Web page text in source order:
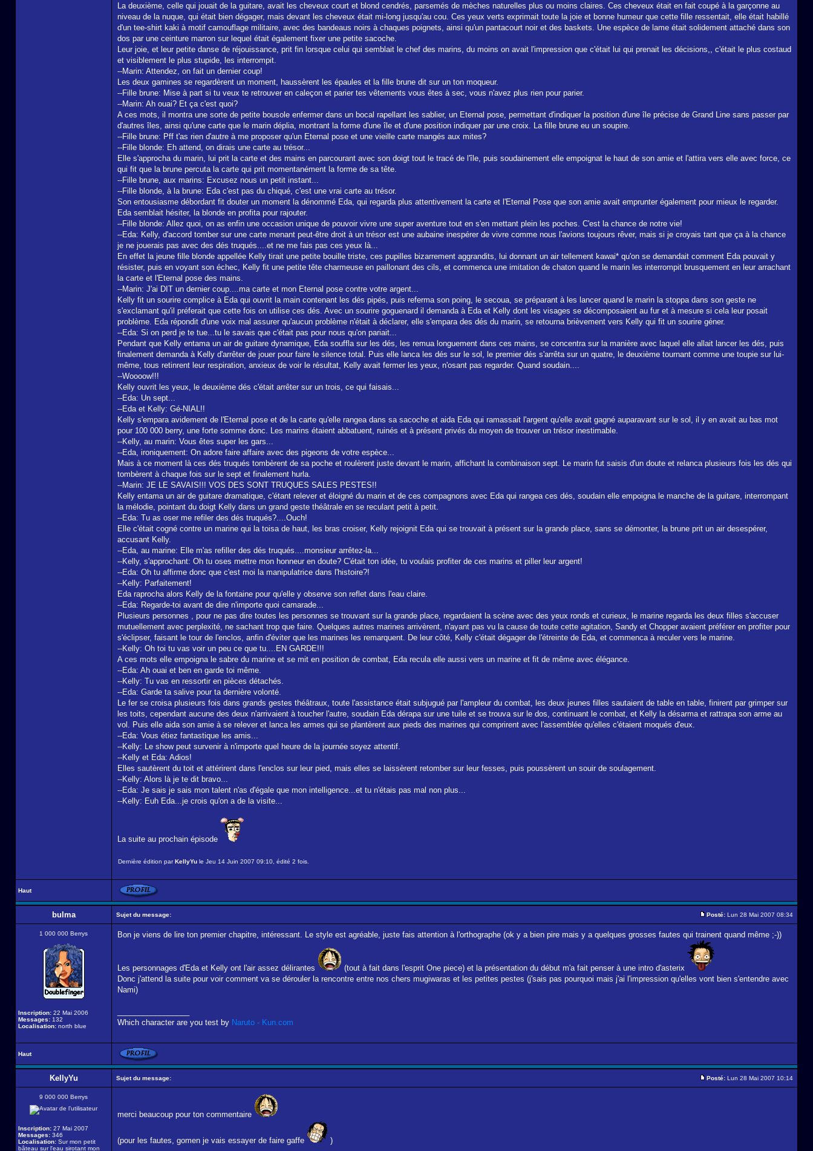
La deuxième, celle qui jouait de la guitare, avait les cheveux court et blond cendrés, parsemés de mèches naturelles plus ou moins claires. Ces cheveux était en fait coupé à la garçonne au
niveau de la nuque, qui était bien dégager, mais devant les cheveux était mi-long jusqu'au cou. Ces yeux verts exprimait toute la joie et bonne humeur que cette fille ressentait, elle était habillé
d'un tee-shirt kaki à motif camouflage militaire, avec des bandeaus noirs à chaques poignets, ainsi qu'un pantacourt noir et des baskets. Une espèce de lame était solidement attaché dans son
dos par une ceinture marron sur lequel était également fixer une petite sacoche.
Leur joie, et leur petite danse de réjouissance, prit fin lorsque celui qui semblait le chef des marins, du moins on avait l'impression que c'était lui qui prenait les décisions,, c'était le plus costaud
et visiblement le plus stupide, les interrompit.
--Marin: Attendez, on fait un dernier coup!
Les deux gamines se regardèrent un moment, haussèrent les épaules et la fille brune dit sur un ton moqueur.
--Fille brune: Mise à part si tu veux te retrouver en caleçon et parier tes vêtements vous êtes à sec, vous n'avez plus rien pour parier.
--Marin: Ah ouai? Et ça c'est quoi?
A ces mots, il montra une sorte de petite bousole enfermer dans un bocal rapellant les sablier, un Eternal pose, permettant d'indiquer la position d'une île précise de Grand Line sans passer par
d'autres îles, ainsi qu'une carte que le marin déplia, montrant la forme d'une île et d'une position indiquer par une croix. La fille brune eu un soupire.
--Fille brune: Pff t'as rien d'autre à me proposer qu'un Eternal pose et une vieille carte mangés aux mites?
--Fille blonde: Eh attend, on dirais une carte au trésor...
Elle s'approcha du marin, lui prit la carte et des mains en parcourant avec son doigt tout le tracé de l'île, puis soudainement elle empoignat le haut de son amie et l'attira vers elle avec force, ce
qui fit que la brune percuta la carte qui prit momentanément la forme de sa tête.
--Fille brune, aux marins: Excusez nous un petit instant...
--Fille blonde, à la brune: Eda c'est pas du chiqué, c'est une vrai carte au trésor.
Son entousiasme débordant fit douter un moment la dénommé Eda, qui regarda plus attentivement la carte et l'Eternal Pose que son amie avait emprunter également pour mieux le regarder.
Eda semblait hésiter, la blonde en profita pour rajouter.
--Fille blonde: Allez quoi, on as enfin une occasion unique de pouvoir vivre une super aventure tout en s'en mettant plein les poches. C'est la chance de notre vie!
--Eda: Kelly, d'accord tomber sur une carte menant peut-être droit à un trésor est une aubaine inespérer de vivre comme nous l'avions toujours rêver, mais si je croyais tant que ça à la chance
je ne jouerais pas avec des dés truqués....et ne me fais pas ces yeux là...
En effet la jeune fille blonde appellée Kelly tirait une petite bouille triste, ces pupilles bizarrement aggrandits, lui donnant un air tellement kawai* qu'on se demandait comment Eda pouvait y
résister, puis en voyant son échec, Kelly fit une petite tête charmeuse en paillonant des cils, et commenca une imitation de chaton quand le marin les interrompit brusquement en leur arrachant
la carte et l'Eternal pose des mains.
--Marin: J'ai DIT un dernier coup....ma carte et mon Eternal pose contre votre argent...
Kelly fit un sourire complice à Eda qui ouvrit la main contenant les dés pipés, puis referma son poing, le secoua, se préparant à les lancer quand le marin la stoppa dans son geste ne
s'exclamant qu'il préferait que cette fois on utilise ces dés. Avec un sourire goguenard il demanda à Eda et Kelly dont les visages se décomposaient au fur et à mesure si cela leur posait
problème. Eda répondit d'une voix mal assurer qu'aucun problème n'était à déclarer, elle s'empara des dés du marin, se retourna brièvement vers Kelly qui fit un sourire géner.
--Eda: Si on perd je te tue...tu le savais que c'était pas pour nous qu'on pariait...
Pendant que Kelly entama un air de guitare dynamique, Eda souffla sur les dés, les remua longuement dans ces mains, se concentra sur la manière avec laquel elle allait lancer les dés, puis
finalement demanda à Kelly d'arrêter de jouer pour faire le silence total. Puis elle lanca les dés sur le sol, le premier dés s'arrêta sur un quatre, le deuxième tournant comme une toupie sur lui-
même, tous retinrent leur respiration, anxieux de voir le résultat, Kelly avait fermer les yeux, n'osant pas regarder. Quand soudain....
--Woooow!!!
Kelly ouvrit les yeux, le deuxième dés c'était arrêter sur un trois, ce qui faisais...
--Eda: Un sept...
--Eda et Kelly: Gé-NIAL!!
Kelly s'empara avidement de l'Eternal pose et de la carte qu'elle rangea dans sa sacoche et aida Eda qui ramassait l'argent qu'elle avait gagné auparavant sur le sol, il y en avait au bas mot
pour 100 000 berry, une forte somme donc. Les marins étaient abbatuent, ruinés et à présent privés du moyen de trouver un trésor inestimable.
--Kelly, au marin: Vous êtes super les gars...
--Eda, ironiquement: On adore faire affaire avec des pigeons de votre espèce...
Mais à ce moment là ces dés truqués tombèrent de sa poche et roulèrent juste devant le marin, affichant la combinaison sept. Le marin fut saisis d'un doute et relanca plusieurs fois les dés qui
tombèrent à chaque fois sur le sept et finalement hurla.
--Marin: JE LE SAVAIS!!! VOS DES SONT TRUQUES SALES PESTES!!
Kelly entama un air de guitare dramatique, c'étant relever et éloigné du marin et de ces compagnons avec Eda qui rangea ces dés, soudain elle empoigna le manche de la guitare, interrompant
la mélodie, pointant du doigt Kelly dans un grand geste théâtrale en se reculant petit à petit.
--Eda: Tu as oser me refiler des dés truqués?....Ouch!
Elle c'était cogné contre un marine qui la toisa de haut, les bras croiser, Kelly rejoignit Eda qui se trouvait à présent sur la grande place, sans se démonter, la brune prit un air desespérer,
accusant Kelly.
--Eda, au marine: Elle m'as refiller des dés truqués....monsieur arrêtez-la...
--Kelly, s'approchant: Oh tu oses mettre mon honneur en doute? C'était ton idée, tu voulais profiter de ces marins et piller leur argent!
--Eda: Oh tu affirme donc que c'est moi la manipulatrice dans l'histoire?!
--Kelly: Parfaitement!
Eda raprocha alors Kelly de la fontaine pour qu'elle y observe son reflet dans l'eau claire.
--Eda: Regarde-toi avant de dire n'importe quoi camarade...
Plusieurs personnes , pour ne pas dire toutes les personnes se trouvant sur la grande place, regardaient la scène avec des yeux ronds et curieux, le marine regarda les deux filles s'accuser
mutuellement avec perplexité, ne sachant trop que faire. Quelques autres marines arrivèrent, n'ayant pas vu la cause de toute cette agitation, Sandy et Chopper avaient préférer en profiter pour
s'éclipser, faisant le tour de l'enclos, anfin d'éviter que les marines les remarquent. De leur côté, Kelly c'était dégager de l'étreinte de Eda, et commenca à reculer vers le marine.
--Kelly: Oh toi tu vas voir un peu ce que tu....EN GARDE!!!
A ces mots elle empoigna le sabre du marine et se mit en position de combat, Eda recula elle aussi vers un marine et fit de même avec élégance.
--Eda: Ah ouai et ben en garde toi même.
--Kelly: Tu vas en ressortir en pièces détachés.
--Eda: Garde ta salive pour ta dernière volonté.
Le fer se croisa plusieurs fois dans grands gestes théâtraux, toute l'assistance était subjugué par l'ampleur du combat, les deux jeunes filles sautaient de table en table, finirent par grimper sur
les toits, cependant aucune des deux n'arrivaient à toucher l'autre, soudain Eda dérapa sur une tuile et se trouva sur le dos, continuant le combat, et Kelly la désarma et rattrapa son arme au
vol. Puis elle aida son amie à se relever et lanca les armes qui se plantèrent aux pieds des marines qui comprirent avec l'assemblée qu'elles c'étaient moqués d'eux.
--Eda: Vous étiez fantastique les amis...
--Kelly: Le show peut survenir à n'importe quel heure de la journée soyez attentif.
--Kelly et Eda: Adios!
Elles sautèrent du toit et attérirent dans l'enclos sur leur pied, mais elles se laissèrent retomber sur leur fesses, puis poussèrent un souir de soulagement.
--Kelly: Alors là je te dit bravo...
--Eda: Je sais je sais mon talent n'as d'égale que mon intelligence...et tu n'étais pas mal non plus...
--Kelly: Euh Eda...je crois qu'on a de la visite...
La suite au prochain épisode
Dernière édition parKellyYu le Jeu 14 Juin 2007 09:10, édité 2 fois.
Haut
bulma Sujet du message: Posté: Lun 28 Mai 2007 08:34
1 000 000 Berrys
Inscription: 22 Mai 2006
Messages: 132
Localisation: north blue
Bon je viens de lire ton premier chapitre, intéressant. Le style est agréable, juste fais attention à l'orthographe (ok y a bien pire mais y a quelques grosses fautes qui trainent quand même ;-))
Les personnages d'Eda et Kelly ont l'air assez délirantes
(tout à fait dans l'esprit One piece) et la présentation du début m'a fait penser à une intro d'asterix
Donc j'attend la suite pour voir comment va se dérouler la rencontre entre nos chers mugiwaras et les petites pestes (j'sais pas pourquoi mais j'ai l'impression qu'elles vont bien s'entendre avec
Nami)
Which character are you test by Naruto - Kun.com
Haut
KellyYu Sujet du message: Posté: Lun 28 Mai 2007 10:14
9 000 000 Berrys
Inscription: 27 Mai 2007
Messages: 346
Localisation: Sur mon petit
bâteau sur l'eau sirotant mon
merci beaucoup pour ton commentaire
(pour les fautes, gomen je vais essayer de faire gaffe )